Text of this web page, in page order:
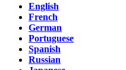
English
French
German
Portuguese
Spanish
Russian